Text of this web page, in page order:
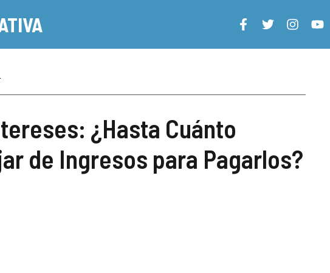
¿Hasta Cuánto
de Ingresos para Pagarlos?